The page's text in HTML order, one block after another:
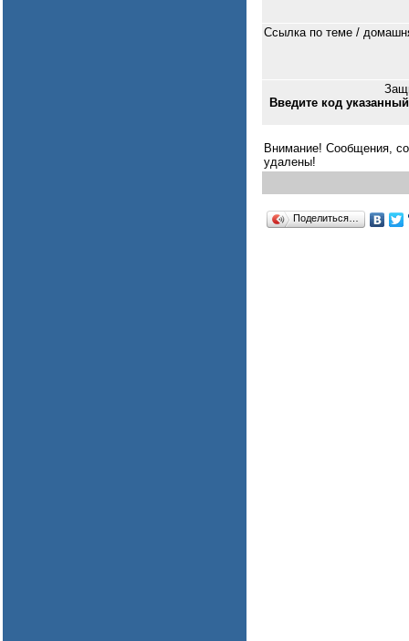
Ссылка по теме /
Введите код
Внимание! Сообщения,
удалены!
Поделиться…